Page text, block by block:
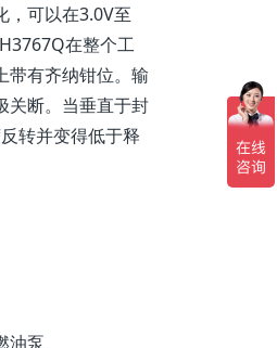
，可以在3.0V至
在整个工
带有齐纳钳位。输
关断。当垂直于封
转并变得低于释
油泵